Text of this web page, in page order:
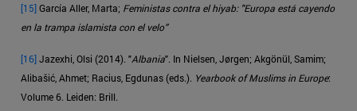
[15]García Aller, Marta; Feministas contra el hiyab: "Europa está cayendo
en la trampa islamista con el velo”
[16]Jazexhi, Olsi (2014). "Albania". In Nielsen, Jørgen; Akgönül, Samim;
Alibašić, Ahmet; Racius, Egdunas (eds.). Yearbook of Muslims in Europe:
Volume 6. Leiden: Brill.